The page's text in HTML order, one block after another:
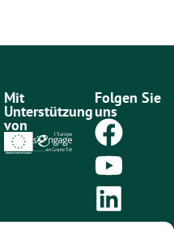
Mit
Unterstützung
von
Folgen Sie
uns